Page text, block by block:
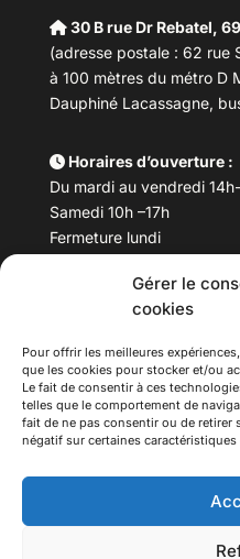
Gérer le
cookies
Pour offrir les meilleures
que les cookies pour stocker et/ou
Le fait de consentir à ces
telles que le comportement de
fait de ne pas consentir ou de
négatif sur certaines
30 B rue Dr Rebatel,
(adresse postale : 62 rue
à 100 mètres du métro D
Dauphiné Lacassagne,
Horaires d’ouverture :
Du mardi au vendredi
Samedi 10h –17h
Fermeture lundi
Téléphone : 04 78 53